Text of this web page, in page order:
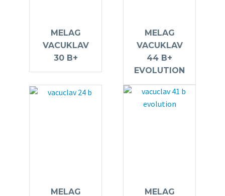
MELAG
VACUKLAV
30 B+
MELAG
VACUKLAV
44 B+
EVOLUTION
MELAG
MELAG